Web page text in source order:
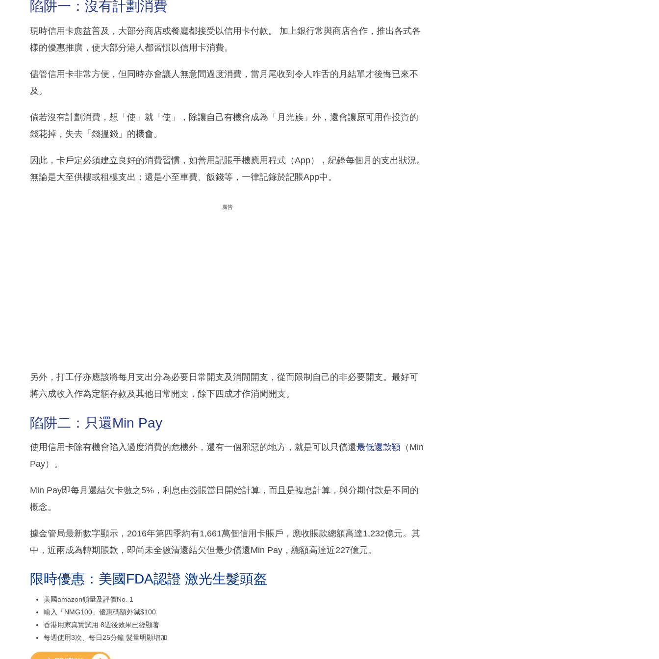
陷阱一：沒有計劃消費
現時信用卡愈益普及，大部分商店或餐廳都接受以信用卡付款。 加上銀行常與商店合作，推出各式各
樣的優惠推廣，使大部分港人都習慣以信用卡消費。
儘管信用卡非常方便，但同時亦會讓人無意間過度消費，當月尾收到令人咋舌的月結單才後悔已來不
及。
倘若沒有計劃消費，想「使」就「使」，除讓自己有機會成為「月光族」外，還會讓原可用作投資的
錢花掉，失去「錢搵錢」的機會。
因此，卡戶定必須建立良好的消費習慣，如善用記賬手機應用程式（App），紀錄每個月的支出狀況。
無論是大至供樓或租樓支出；還是小至車費、飯錢等，一律記錄於記賬App中。
廣告
另外，打工仔亦應該將每月支出分為必要日常開支及消閒開支，從而限制自己的非必要開支。最好可
將六成收入作為定額存款及其他日常開支，餘下四成才作消閒開支。
陷阱二：只還Min Pay
使用信用卡除有機會陷入過度消費的危機外，還有一個邪惡的地方，就是可以只償還最低還款額 （Min
Pay）。
Min Pay即每月還結欠卡數之5%，利息由簽賬當日開始計算，而且是複息計算，與分期付款是不同的
概念。
據金管局最新數字顯示，2016年第四季約有1,661萬個信用卡賬戶，應收賬款總額高達1,232億元。其
中，近兩成為轉期賬款，即尚未全數清還結欠但最少償還Min Pay，總額高達近227億元。
限時優惠：美國FDA認證 激光生髮頭盔
美國amazon鎖量及評價No. 1
輸入「NMG100」優惠碼額外減$100
香港用家真實試用 8週後效果已經顯著
每週使用3次、每日25分鐘 髮量明顯增加